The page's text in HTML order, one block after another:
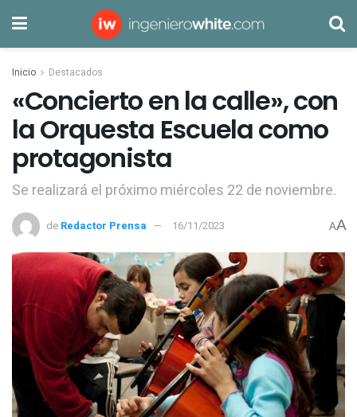
Inicio Destacados
«Concierto en la calle», con
la Orquesta Escuela como
protagonista
Se realizará el próximo miércoles 22 de noviembre.
de Redactor Prensa 16/11/2023 AA